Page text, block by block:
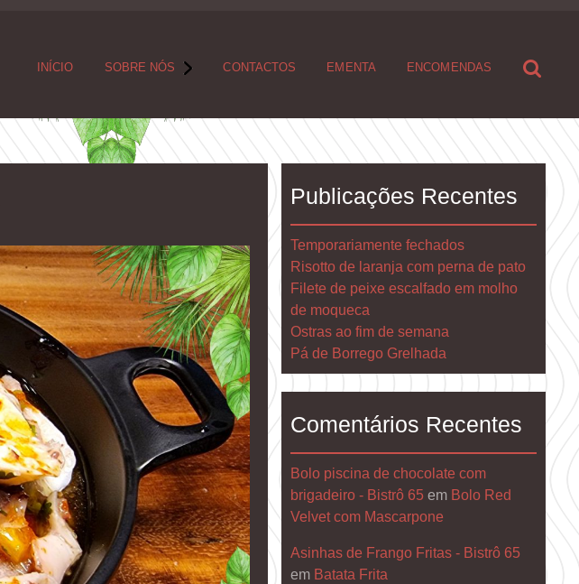
INÍCIO SOBRE NÓS CONTACTOS EMENTA ENCOMENDAS
Publicações Recentes
Temporariamente fechados
Risotto de laranja com perna de pato
Filete de peixe escalfado em molho
de moqueca
Ostras ao fim de semana
Pá de Borrego Grelhada
Comentários Recentes
Bolo piscina de chocolate com
brigadeiro - Bistrô 65em Bolo Red
Velvet com Mascarpone
Asinhas de Frango Fritas - Bistrô 65
em Batata Frita